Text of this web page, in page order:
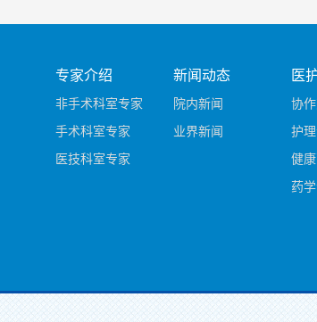
专家介绍
非手术科室专家
手术科室专家
医技科室专家
新闻动态
院内新闻
业界新闻
医
协
护
健
药